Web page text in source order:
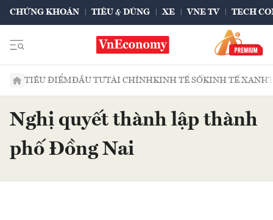
CHỨNG KHOÁN TIÊU & DÙNG XE VNE TV TECH
TIÊU ĐIỂMĐẦU TƯTÀI CHÍNHKINH TẾ SỐKINH TẾ XANH
Nghị quyết thành lập thành
phố Đồng Nai